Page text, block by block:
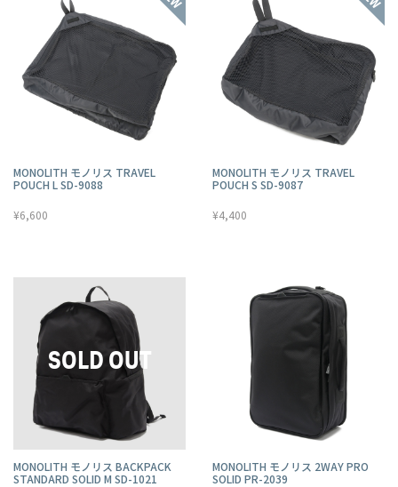
MONOLITH モノリス TRAVEL
POUCH L SD-9088
¥6,600
MONOLITH モノリス TRAVEL
POUCH S SD-9087
¥4,400
MONOLITH モノリス BACKPACK
STANDARD SOLID M SD-1021
MONOLITH モノリス 2WAY PRO
SOLID PR-2039